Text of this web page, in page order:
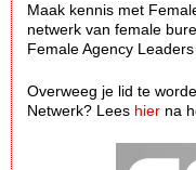
Maak kennis met
netwerk van female
Female Agency Leaders
Overweeg je lid te
Netwerk? Lees hier na